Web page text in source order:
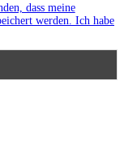
dass meine
werden. Ich habe